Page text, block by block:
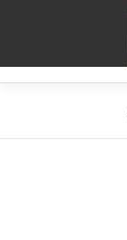
contenu